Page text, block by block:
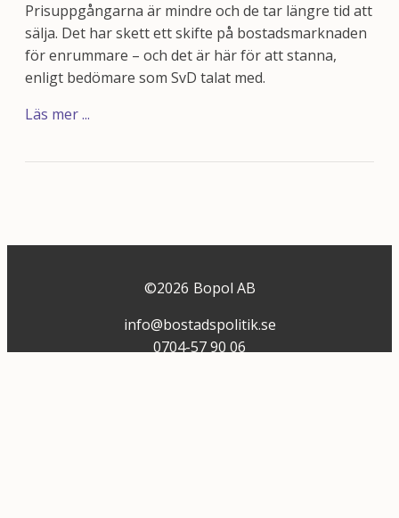
Prisuppgångarna är mindre och de tar längre tid att
sälja. Det har skett ett skifte på bostadsmarknaden
för enrummare – och det är här för att stanna,
enligt bedömare som SvD talat med.
Läs mer ...
©2026 Bopol AB
info@bostadspolitik.se
0704-57 90 06